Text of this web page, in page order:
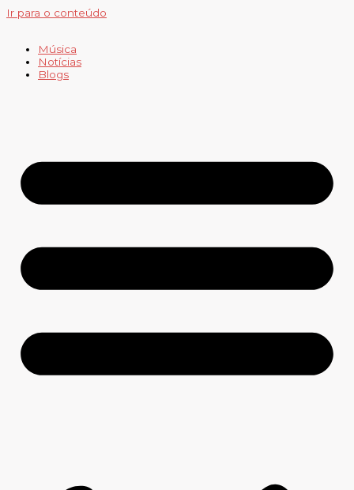
Ir para o conteúdo
Música
Notícias
Blogs